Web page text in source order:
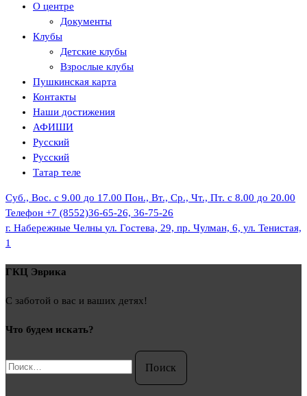
О центре
Документы
Клубы
Детские клубы
Взрослые клубы
Пушкинская карта
Контакты
Наши достижения
АФИШИ
Русский
Русский
Татар теле
Суб., Вос. с 9.00 до 17.00 Пон., Вт., Ср., Чт., Пт. с 8.00 до 20.00
Телефон +7 (8552)36-65-26, 36-75-26
г. Набережные Челны ул. Гостева, 29, пр. Чулман, 6, ул. Тенистая,
1
ГКЦ Эврика
С заботой о вас и ваших детях!
Что будем искать?
Найти: